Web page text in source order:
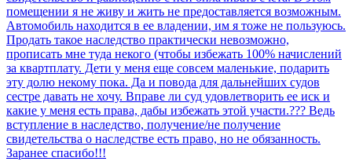
помещении я не живу и жить не предоставляется возможным.
Автомобиль находится в ее владении, им я тоже не пользуюсь.
Продать такое наследство практически невозможно,
прописать мне туда некого (чтобы избежать 100% начислений
за квартплату. Дети у меня еще совсем маленькие, подарить
эту долю некому пока. Да и повода для дальнейших судов
сестре давать не хочу. Вправе ли суд удовлетворить ее иск и
какие у меня есть права, дабы избежать этой участи.??? Ведь
вступление в наследство, получение/не получение
свидетельства о наследстве есть право, но не обязанность.
Заранее спасибо!!!